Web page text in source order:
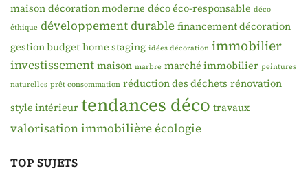
maison décoration moderne déco éco-responsable déco
éthique développement durable financement décoration
gestion budget home staging idées décoration immobilier
investissement maison marbre marché immobilier peintures
naturelles prêt consommation réduction des déchets rénovation
style intérieur tendances déco travaux
valorisation immobilièreécologie
TOP SUJETS